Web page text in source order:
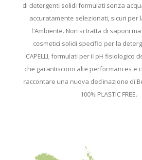
di detergenti solidi formulati senza
accuratamente selezionati, sicuri per
l’Ambiente. Non si tratta di saponi
cosmetici solidi specifici per la
CAPELLI, formulati per il pH fisiologico
che garantiscono alte performances e
raccontare una nuova declinazione di
100% PLASTIC FREE.